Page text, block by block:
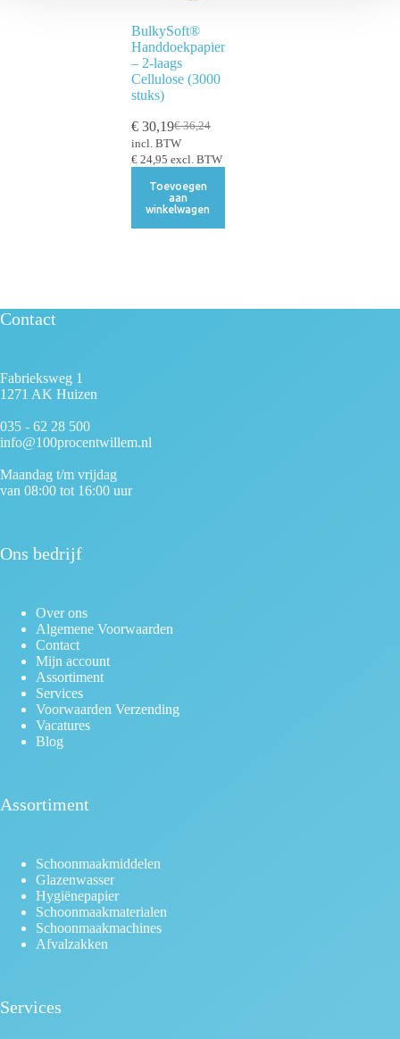
BulkySoft®
Handdoekpapier
– 2-laags
Cellulose (3000
stuks)
€36,24
€30,19
incl. BTW
€24,95 excl. BTW
Toevoegen
aan
winkelwagen
Contact
Fabrieksweg 1
1271 AK Huizen
035 - 62 28 500
info@100procentwillem.nl
Maandag t/m vrijdag
van 08:00 tot 16:00 uur
Ons bedrijf
Over ons
Algemene Voorwaarden
Contact
Mijn account
Assortiment
Services
Voorwaarden Verzending
Vacatures
Blog
Assortiment
Schoonmaakmiddelen
Glazenwasser
Hygiënepapier
Schoonmaakmaterialen
Schoonmaakmachines
Afvalzakken
Services